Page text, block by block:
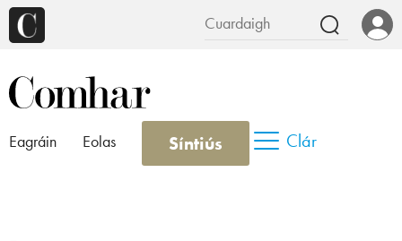
Eagráin Eolas Síntiús Clár